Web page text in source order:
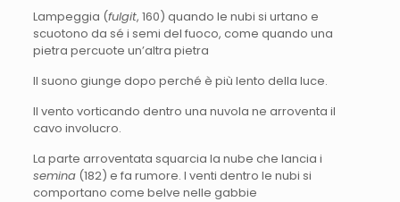
Lampeggia (fulgit, 160) quando le nubi si urtano e
scuotono da sé i semi del fuoco, come quando una
pietra percuote un’altra pietra
Il suono giunge dopo perché è più lento della luce.
Il vento vorticando dentro una nuvola ne arroventa il
cavo involucro.
La parte arroventata squarcia la nube che lancia i
semina(182) e fa rumore. I venti dentro le nubi si
comportano come belve nelle gabbie